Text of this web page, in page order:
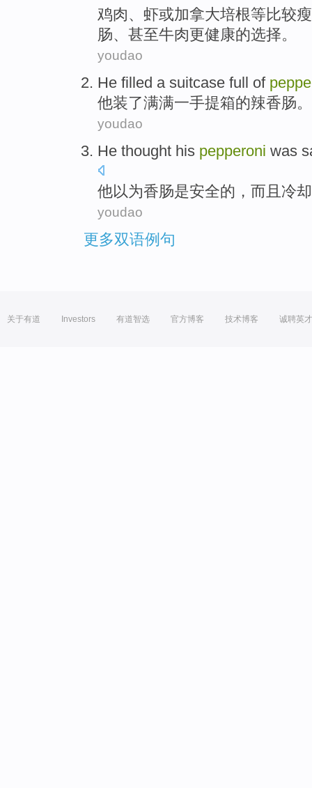
鸡肉、 虾或加拿大培根等比较瘦
肠、 甚至牛肉更健康的选择。
youdao
He filled a suitcase full of
他装了满满一手提箱的辣香肠。
youdao
He thought his pepperoni was
他以为香肠是安全的，而且冷
youdao
更多双语例句
关于有道 Investors 有道智选 官方博客 技术博客 诚聘英才